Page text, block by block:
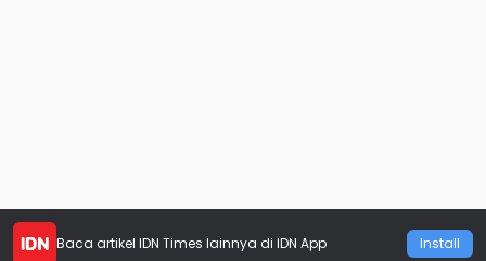
Baca artikel IDN Times lainnya di IDN App Install